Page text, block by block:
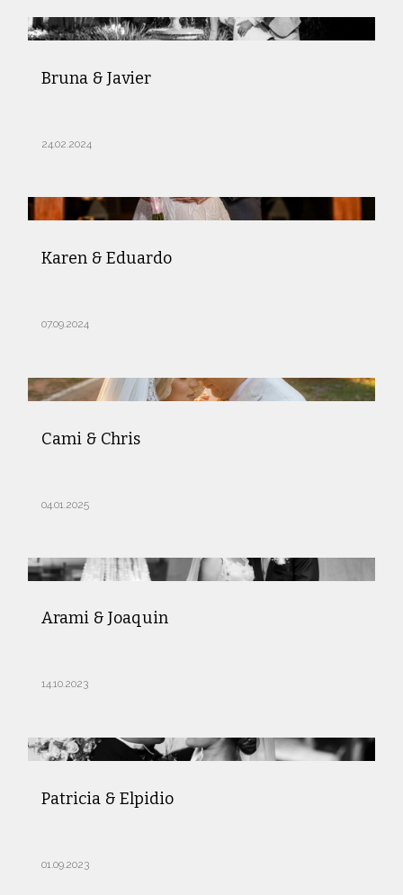
Bruna & Javier
24.02.2024
Karen & Eduardo
07.09.2024
Cami & Chris
04.01.2025
Arami & Joaquin
14.10.2023
Patricia & Elpidio
01.09.2023